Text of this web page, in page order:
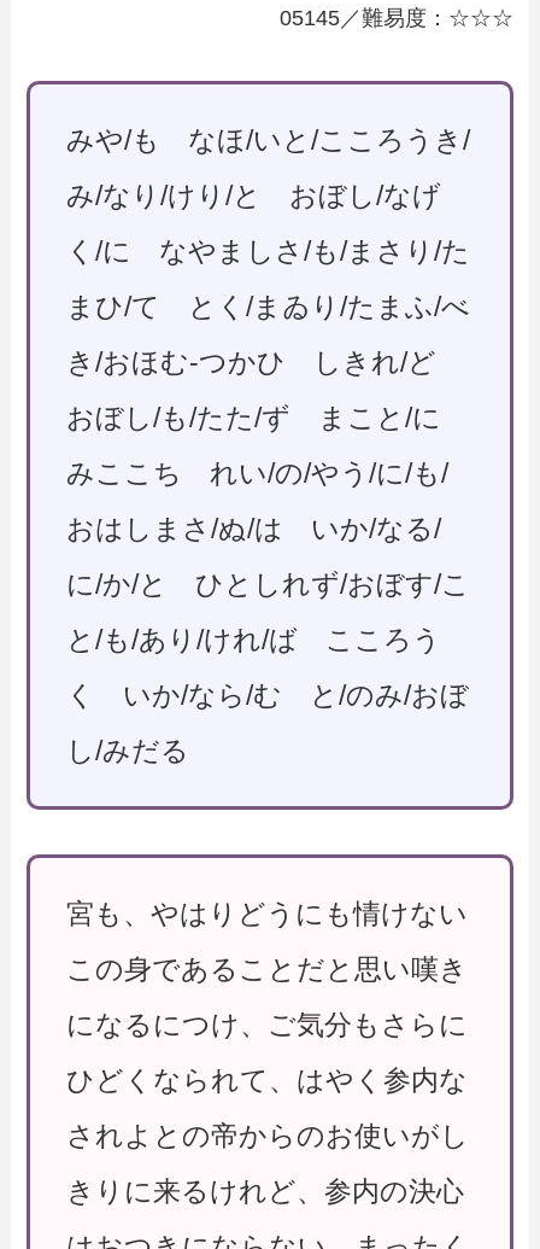
05145／難易度：☆☆☆
みや/も なほ/いと/こころうき/
み/なり/けり/と おぼし/なげ
く/に なやましさ/も/まさり/た
まひ/て とく/まゐり/たまふ/べ
き/おほむ-つかひ しきれ/ど
おぼし/も/たた/ず まこと/に
みここち れい/の/やう/に/も/
おはしまさ/ぬ/は いか/なる/
に/か/と ひとしれず/おぼす/こ
と/も/あり/けれ/ば こころう
く いか/なら/む と/のみ/おぼ
し/みだる
宮も、やはりどうにも情けない
この身であることだと思い嘆き
になるにつけ、ご気分もさらに
ひどくなられて、はやく参内な
されよとの帝からのお使いがし
きりに来るけれど、参内の決心